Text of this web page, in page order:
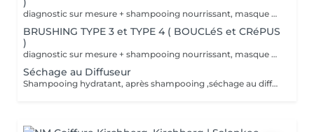
diagnostic sur mesure + shampooing nourrissant, masque hydratant ,coiffage sérum et fixation finale. Important: cheveux sans tresse ni noeuds à l'arrivée; tout noeuds ou tressage entraîne l'annulation et 50% de la prestation est retenu. Toute arrivée retardée de 15-30 minutes ou plus entraînera l'annulation automatique du rendez-vous.
BRUSHING TYPE 3 et TYPE 4 ( BOUCLéS et CRéPUS
)
diagnostic sur mesure + shampooing nourrissant, masque hydratant ,coiffage sérum et fixation finale. Important: cheveux sans tresse ni noeuds à l'arrivée; tout noeuds ou tressage entraîne l'annulation et 50% de la prestation est retenu. Toute arrivée retardée de 15-30 minutes ou plus entraînera l'annulation automatique du rendez-vous.
Séchage au Diffuseur
Shampooing hydratant, après shampooing ,séchage au diffuseur sérum et fixation finale. Important: cheveux sans tresse ni nud à l'arrivée; tout nud ou tressage entraîne l'annulation et 50% de la prestation est retenu. Toute arrivée retardée de 15-30 minutes ou plus entraînera l'annulation automatique du rendez-vous.